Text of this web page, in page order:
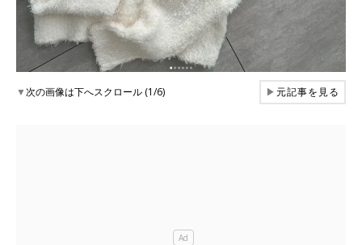
▼次の画像は下へスクロール (1/6) ▶元記事を見る